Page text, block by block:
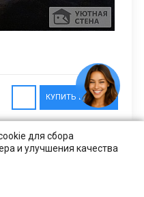
для сбора
и улучшения качества
КУПИТЬ В 1 КЛИК